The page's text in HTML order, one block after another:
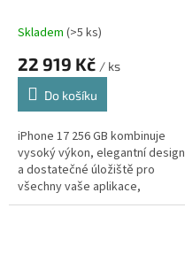
Skladem (>5 ks)
22 919 Kč / ks
Do košíku
iPhone 17 256 GB kombinuje
vysoký výkon, elegantní design
a dostatečné úložiště pro
všechny vaše aplikace,
fotografie a videa. Ideální pro